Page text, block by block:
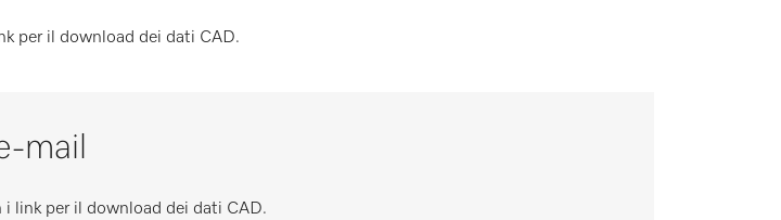
per il download dei dati CAD.
mail
link per il download dei dati CAD.